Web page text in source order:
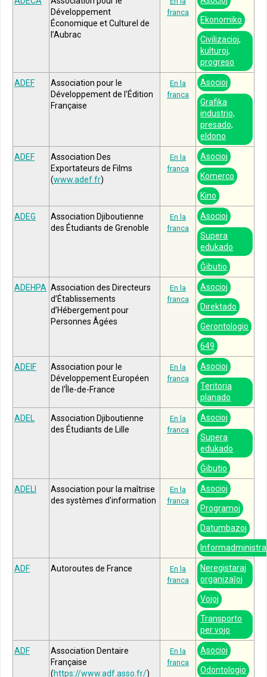
Développement
Économique et Culturel de
l’Aubrac
franca
Ekonomiko
Civilizacioj,
kulturoj,
progreso
ADEF
Association pour le
Développement de l'Édition
Française
En la
franca
Asocioj
Grafika
industrio,
presado,
eldono
ADEF
Association Des
Exportateurs de Films
(www.adef.fr)
En la
franca
Asocioj
Komerco
Kino
ADEG
Association Djiboutienne
des Étudiants de Grenoble
En la
franca
Asocioj
Supera
edukado
Ĝibutio
ADEHPA Association des Directeurs
d’Établissements
d’Hébergement pour
Personnes Âgées
En la
franca
Asocioj
Direktado
Gerontologio
649
ADEIF
Association pour le
Développement Européen
de l'Île-de-France
En la
franca
Asocioj
Teritoria
planado
ADEL
Association Djiboutienne
des Étudiants de Lille
En la
franca
Asocioj
Supera
edukado
Ĝibutio
ADELI
Association pour la maîtrise
des systèmes d’information
En la
franca
Asocioj
Programoj
Datumbazoj
ADF Autoroutes de France
En la
franca
Neregistaraj
organizaĵoj
Vojoj
Transporto
per vojo
ADF
Association Dentaire
Française
(https://www.adf.asso.fr/)
En la
franca
Asocioj
Odontologio